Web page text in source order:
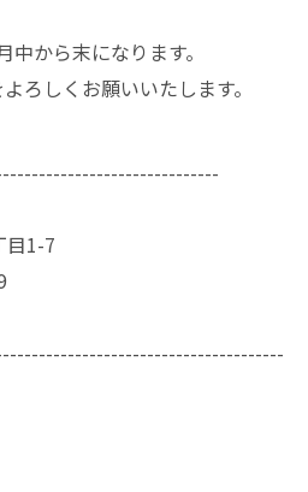
から末になります。
ろしくお願いいたします。
目1-7